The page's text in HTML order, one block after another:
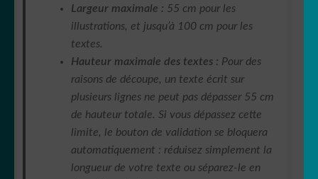
Largeur maximale : 55 cm pour les
illustrations, et jusqu’à 100 cm pour les
textes.
Hauteur maximale des textes : Pour des
raisons de découpe, un texte écrit sur
plusieurs lignes ne peut pas dépasser 55 cm
de hauteur totale. Si vous dépassez cette
limite, le bouton de validation se bloquera
automatiquement : réduisez simplement la
longueur de votre texte ou séparez-le en